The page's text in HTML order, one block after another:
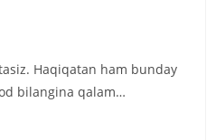
Haqiqatan ham bunday
bilangina qalam…